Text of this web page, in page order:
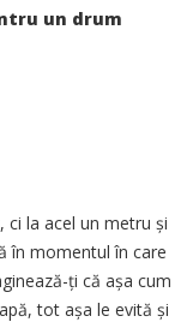
un drum
ci la acel un metru și
în momentul în care
ți că așa cum
tot așa le evită și